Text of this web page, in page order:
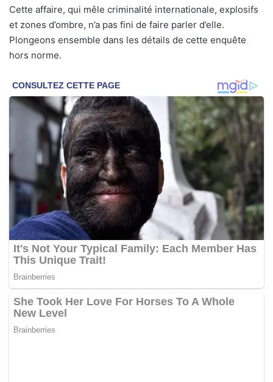
Cette affaire, qui mêle criminalité internationale, explosifs
et zones d’ombre, n’a pas fini de faire parler d’elle.
Plongeons ensemble dans les détails de cette enquête
hors norme.